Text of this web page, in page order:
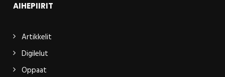
AIHEPIIRIT
Artikkelit
Digilelut
Oppaat